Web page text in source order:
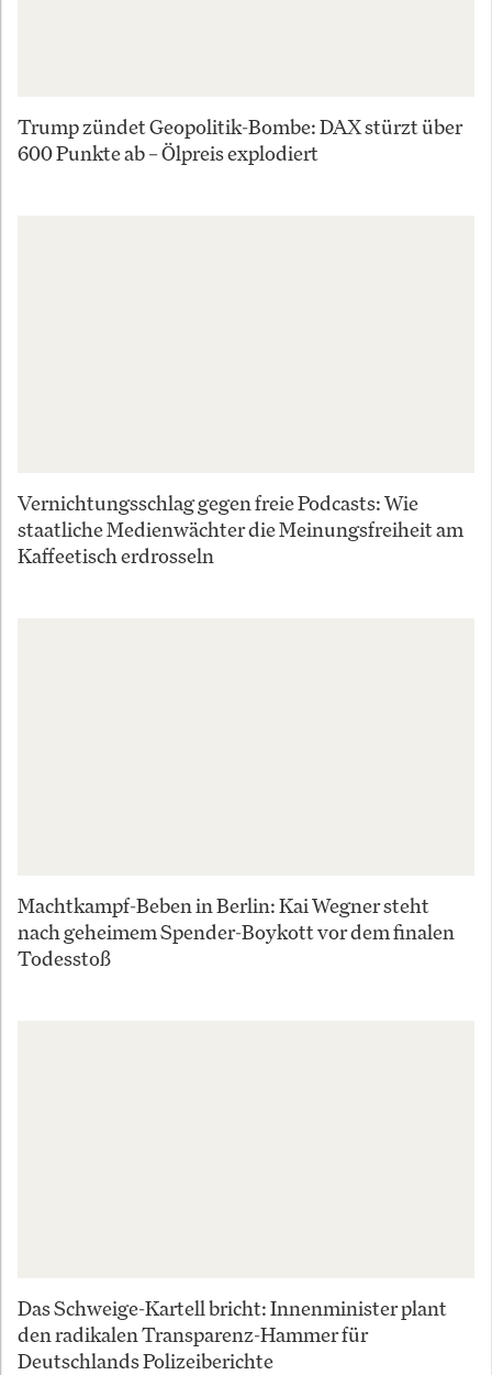
Trump zündet Geopolitik-Bombe: DAX stürzt über
600 Punkte ab – Ölpreis explodiert
Vernichtungsschlag gegen freie Podcasts: Wie
staatliche Medienwächter die Meinungsfreiheit am
Kaffeetisch erdrosseln
Machtkampf-Beben in Berlin: Kai Wegner steht
nach geheimem Spender-Boykott vor dem finalen
Todesstoß
Das Schweige-Kartell bricht: Innenminister plant
den radikalen Transparenz-Hammer für
Deutschlands Polizeiberichte